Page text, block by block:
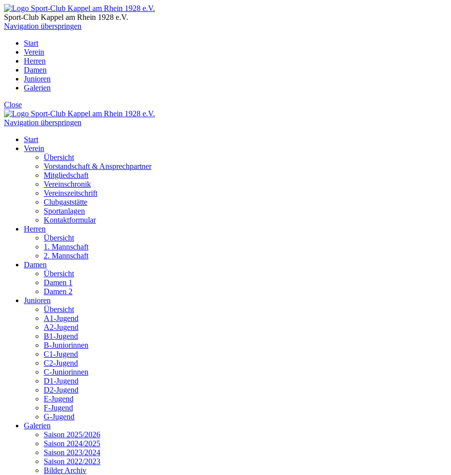
Sport-Club Kappel am Rhein 1928 e.V.
Navigation überspringen
Start
Verein
Herren
Damen
Junioren
Galerien
Close
Navigation überspringen
Start
Verein
Übersicht
Vorstandschaft & Ansprechpartner
Mitgliedschaft
Vereinschronik
Vereinszeitschrift
Clubgaststätte
Sportanlagen
Kontaktformular
Herren
Übersicht
1. Mannschaft
2. Mannschaft
Damen
Übersicht
Damen 1
Damen 2
Junioren
Übersicht
A1-Jugend
A2-Jugend
B1-Jugend
B-Juniorinnen
C1-Jugend
C2-Jugend
C-Juniorinnen
D1-Jugend
D2-Jugend
E-Jugend
F-Jugend
G-Jugend
Galerien
Saison 2025/2026
Saison 2024/2025
Saison 2023/2024
Saison 2022/2023
Bilder Archiv